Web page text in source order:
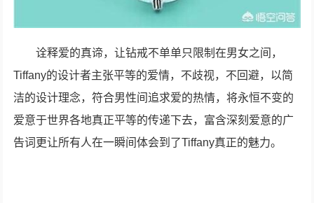
诠释爱的真谛，让钻戒不单单只限制在男女之间，
Tiffany的设计者主张平等的爱情，不歧视，不回避，以简
洁的设计理念，符合男性间追求爱的热情，将永恒不变的
爱意于世界各地真正平等的传递下去，富含深刻爱意的广
告词更让所有人在一瞬间体会到了Tiffany真正的魅力。